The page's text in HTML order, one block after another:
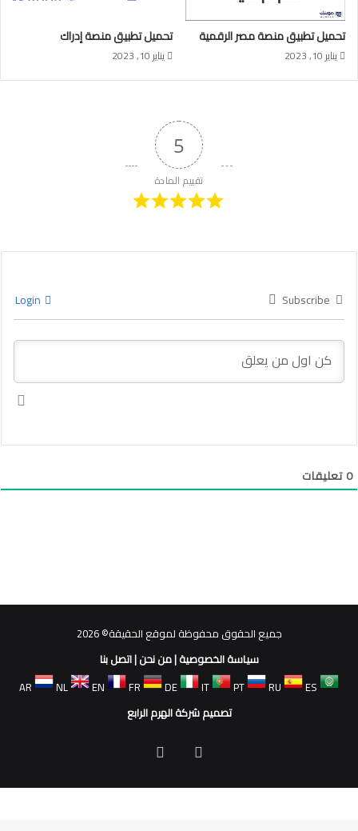
تحميل تطبيق منصة مصر الرقمية
يناير 10, 2023
تحميل تطبيق منصة إدراك
يناير 10, 2023
5
تقييم المادة
Subscribe
0تعليقات
جميع الحقوق محفوظة لموقع الحقيقة© 2026
سياسة الخصوصية|من نحن|اتصل بنا
AR
NL EN FR DE IT PT RU
ES
تصميم شركة الهرم الرابع
فيسبوك
الموقع